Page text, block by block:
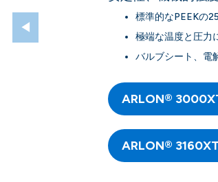
標準的なPEEKの
極端な温度と圧力
バルブシート、電
ARLON®
ARLON®
◀